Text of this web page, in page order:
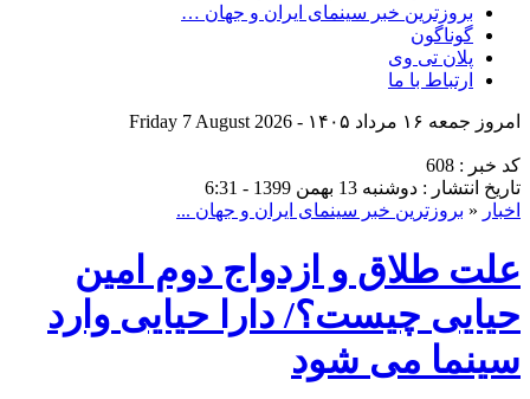
بروزترین خبر سینمای ایران و جهان …
گوناگون
پلان تی وی
ارتباط با ما
امروز جمعه ۱۶ مرداد ۱۴۰۵ - Friday 7 August 2026
کد خبر : 608
تاریخ انتشار : دوشنبه 13 بهمن 1399 - 6:31
اخبار « بروزترین خبر سینمای ایران و جهان ...
علت طلاق و ازدواج دوم امین
حیایی چیست؟/ دارا حیایی وارد
سینما می شود